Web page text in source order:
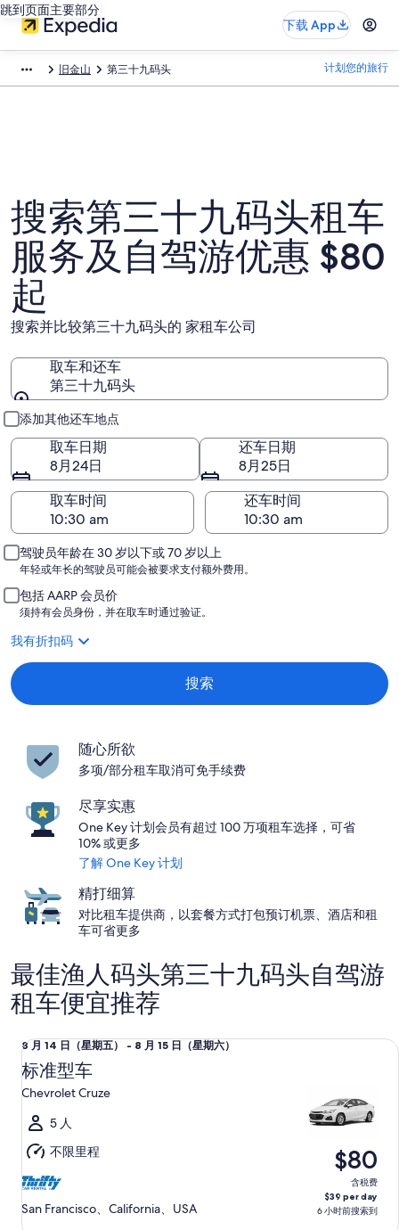
跳到页面主要部分
下载 App
旧金山 第三十九码头 计划您的旅行
搜索第三十九码头租车
服务及自驾游优惠 $80
起
搜索并比较第三十九码头的 家租车公司
取车和还车
第三十九码头
取车和还车
添加其他还车地点
取车日期
8月24日
还车日期
8月25日
取车时间
还车时间
驾驶员年龄在 30 岁以下或 70 岁以上
年轻或年长的驾驶员可能会被要求支付额外费用。
包括 AARP 会员价
须持有会员身份，并在取车时通过验证。
我有折扣码
搜索
随心所欲
多项/部分租车取消可免手续费
尽享实惠
One Key 计划会员有超过 100 万项租车选择，可省
10% 或更多
了解 One Key 计划
精打细算
对比租车提供商，以套餐方式打包预订机票、酒店和租
车可省更多
最佳渔人码头第三十九码头自驾游
租车便宜推荐
8
月
14
（星
期
五）
至
8
8 月 14 日（星期五） - 8 月 15 日（星期六）
标准型车
Chevrolet Cruze
5 人
不限里程
San Francisco、California、USA
$80
含税费
$39 per day
6 小时前搜索到
标准型车 Chevrolet Cruze